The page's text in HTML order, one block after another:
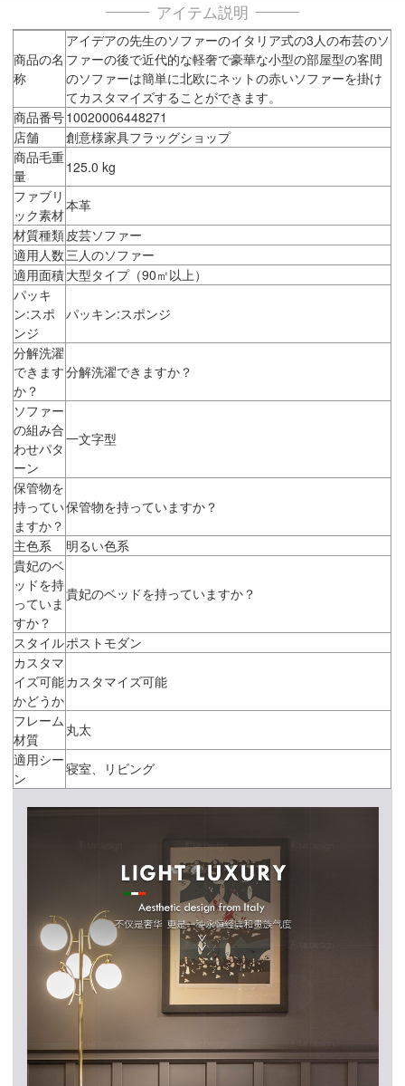
アイテム説明
商品の名
称
アイデアの先生のソファーのイタリア式の3人の布芸のソ
ファーの後で近代的な軽奢で豪華な小型の部屋型の客間
のソファーは簡単に北欧にネットの赤いソファーを掛け
てカスタマイズすることができます。
商品番号10020006448271
店舗
創意様家具フラッグショップ
商品毛重
量
125.0 kg
ファブリ
ック素材
本革
材質種類 皮芸ソファー
適用人数 三人のソファー
適用面積大型タイプ（90㎡以上）
パッキ
ン:スポ
ンジ
パッキン:スポンジ
分解洗濯
できます
か？
分解洗濯できますか？
ソファー
の組み合
わせパタ
ーン
一文字型
保管物を
持ってい
ますか？
保管物を持っていますか？
主色系
明るい色系
貴妃のベ
ッドを持
っていま
すか？
貴妃のベッドを持っていますか？
スタイルポストモダン
カスタマ
イズ可能
かどうか
カスタマイズ可能
フレーム
材質
丸太
適用シー
ン
寝室、リビング